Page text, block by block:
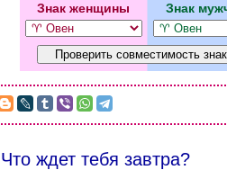
Знак женщины
Знак
Что ждет тебя завтра?